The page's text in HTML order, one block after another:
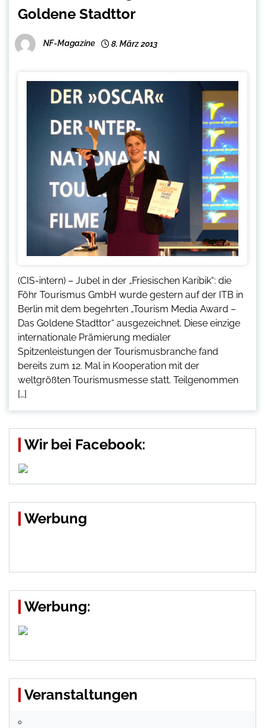
Goldene Stadttor
NF-Magazine 8. März 2013
(CIS-intern) – Jubel in der „Friesischen Karibik“: die
Föhr Tourismus GmbH wurde gestern auf der ITB in
Berlin mit dem begehrten „Tourism Media Award –
Das Goldene Stadttor“ ausgezeichnet. Diese einzige
internationale Prämierung medialer
Spitzenleistungen der Tourismusbranche fand
bereits zum 12. Mal in Kooperation mit der
weltgrößten Tourismusmesse statt. Teilgenommen
[…]
Wir bei Facebook:
Werbung
Werbung:
Veranstaltungen